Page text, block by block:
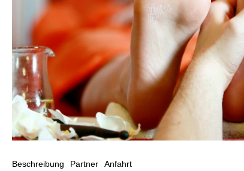
Beschreibung Partner Anfahrt